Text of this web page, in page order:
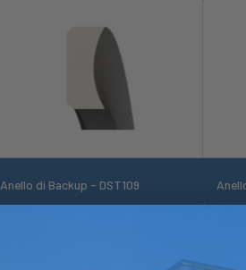
Anello di Backup - DST109